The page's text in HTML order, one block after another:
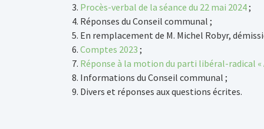
3. Procès-verbal de la séance du 22 mai 2024;
4. Réponses du Conseil communal ;
5. En remplacement de M. Michel Robyr,
6. Comptes 2023 ;
7. Réponse à la motion du parti libéral-radical
8. Informations du Conseil communal ;
9. Divers et réponses aux questions écrites.